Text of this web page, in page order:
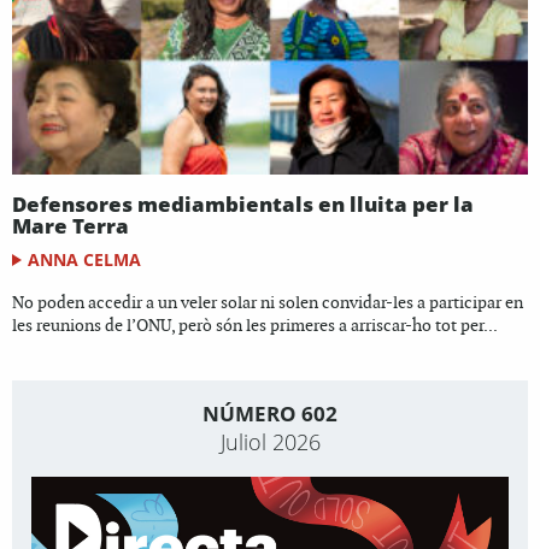
Defensores mediambientals en lluita per la
Mare Terra
ANNA CELMA
No poden accedir a un veler solar ni solen convidar-les a participar en
les reunions de l’ONU, però són les primeres a arriscar-ho tot per...
NÚMERO 602
Juliol 2026